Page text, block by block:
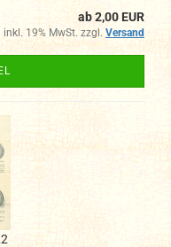
ab 2,00 EUR
inkl. 19% MwSt. zzgl. Versand